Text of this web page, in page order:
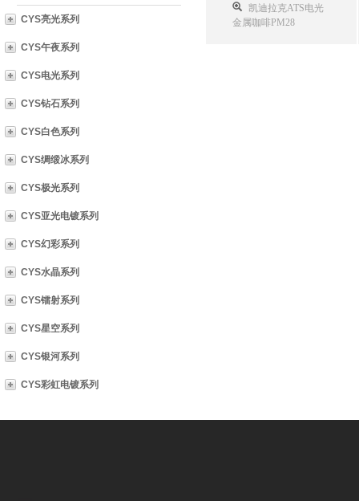
CYS亮光系列
CYS午夜系列
CYS电光系列
CYS钻石系列
CYS白色系列
CYS绸缎冰系列
CYS极光系列
CYS亚光电镀系列
CYS幻彩系列
CYS水晶系列
CYS镭射系列
CYS星空系列
CYS银河系列
CYS彩虹电镀系列
凯迪拉克ATS电光
金属咖啡PM28